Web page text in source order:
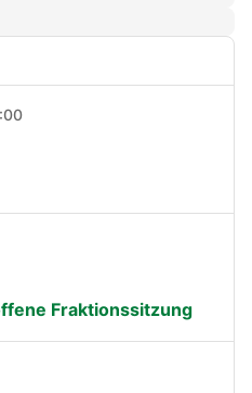
Fraktionssitzung